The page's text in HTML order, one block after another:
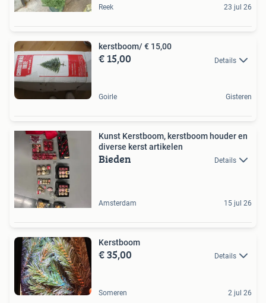
Reek 23 jul 26
kerstboom/ € 15,00
€ 15,00 Details
Goirle Gisteren
Kunst Kerstboom, kerstboom houder en
diverse kerst artikelen
Bieden Details
Amsterdam 15 jul 26
Kerstboom
€ 35,00 Details
Someren 2 jul 26